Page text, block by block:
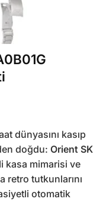
dünyasını kasıp
doğdu: Orient SK
kasa mimarisi ve
retro tutkunlarını
otomatik